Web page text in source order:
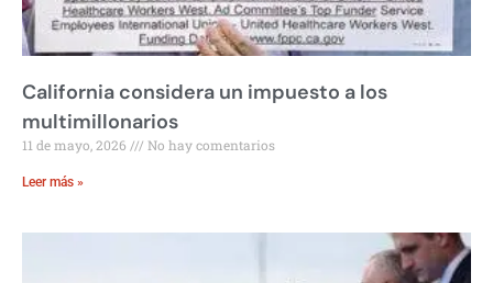
California considera un impuesto a los
multimillonarios
11 de mayo, 2026 No hay comentarios
Leer más »